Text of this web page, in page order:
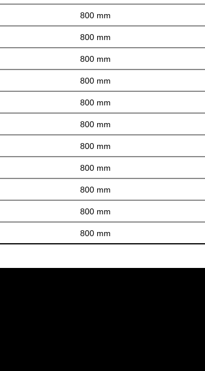
800 mm
800 mm
800 mm
800 mm
800 mm
800 mm
800 mm
800 mm
800 mm
800 mm
800 mm